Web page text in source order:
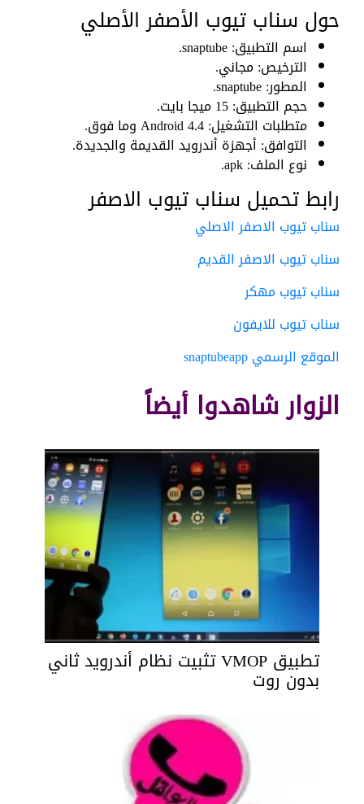
حول سناب تيوب الأصفر الأصلي
اسم التطبيق: snaptube.
الترخيص: مجاني.
المطور: snaptube.
حجم التطبيق: 15 ميجا بايت.
متطلبات التشغيل: Android 4.4 وما فوق.
التوافق: أجهزة أندرويد القديمة والجديدة.
نوع الملف: apk.
رابط تحميل سناب تيوب الاصفر
سناب تيوب الاصفر الاصلي
سناب تيوب الاصفر القديم
سناب تيوب مهكر
سناب تيوب للايفون
الموقع الرسمي snaptubeapp
الزوار شاهدوا أيضاً
تطبيق VMOP تثبيت نظام أندرويد ثاني
بدون روت